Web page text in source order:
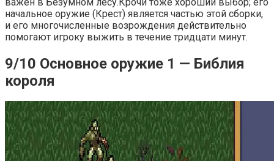
начальное оружие (Крест) является частью этой сборки,
и его многочисленные возрождения действительно
помогают игроку выжить в течение тридцати минут.
9/10 Основное оружие 1 — Библия
короля